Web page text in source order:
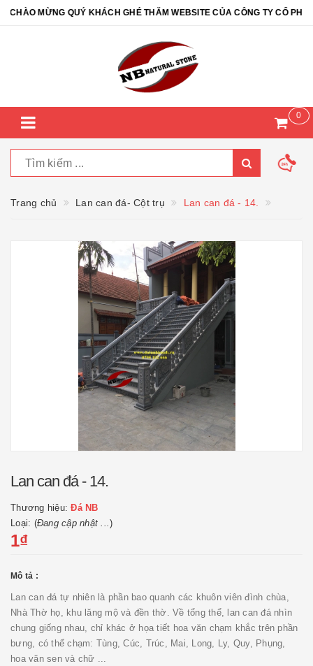
MỪNG QUÝ KHÁCH GHÉ THĂM WEBSITE CỦA CÔNG TY CỔ
0
Trang chủ Lan can đá- Cột trụ Lan can đá - 14.
Lan can đá - 14.
Thương hiệu:Đá NB
Loại: (Đang cập nhật ...)
1₫
Mô tả :
Lan can đá tự nhiên là phần bao quanh các khuôn viên đình chùa,
Nhà Thờ họ, khu lăng mộ và đền thờ. Về tổng thể, lan can đá nhìn
chung giống nhau, chỉ khác ở họa tiết hoa văn chạm khắc trên phần
bưng, có thể chạm: Tùng, Cúc, Trúc, Mai, Long, Ly, Quy, Phụng,
hoa văn sen và chữ ...